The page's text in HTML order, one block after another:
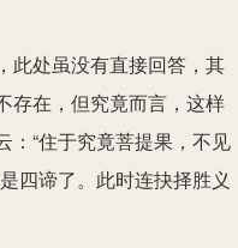
此处虽没有直接回答，其
存在，但究竟而言，这样
“住于究竟菩提果，不见
四谛了。此时连抉择胜义